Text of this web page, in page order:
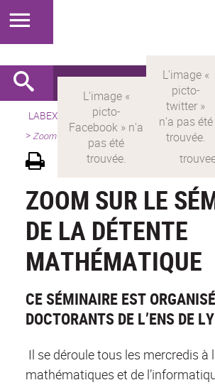
LABEX > LABEX MILYON Version française
>Zoom sur le séminaire de la détente
ZOOM SUR LE
DE LA DÉTENTE
MATHÉMATIQUE
CE SÉMINAIRE EST
DOCTORANTS DE L’ENS DE
Il se déroule tous les mercredis à
mathématiques et de